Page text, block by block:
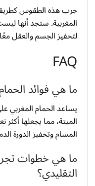
جرب هذه الطقوس
المغربية. ستجد أنها
لتحفيز الجسم والعقل
FAQ
ما هي فوائد
يساعد الحمام المغربي
الميتة، مما يجعلها
المسام وتحفيز الدورة
ما هي خطوات
التقليدي؟